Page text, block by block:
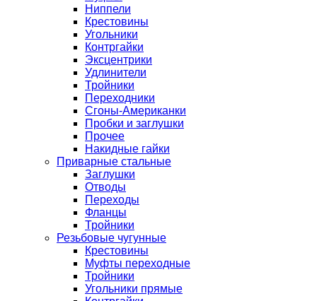
Ниппели
Крестовины
Угольники
Контргайки
Эксцентрики
Удлинители
Тройники
Переходники
Сгоны-Американки
Пробки и заглушки
Прочее
Накидные гайки
Приварные стальные
Заглушки
Отводы
Переходы
Фланцы
Тройники
Резьбовые чугунные
Крестовины
Муфты переходные
Тройники
Угольники прямые